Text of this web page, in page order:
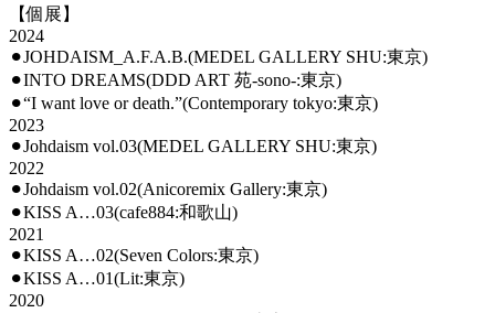
【個展】
2024
⚫︎JOHDAISM_A.F.A.B.(MEDEL GALLERY SHU:東京)
⚫︎INTO DREAMS(DDD ART 苑-sono-:東京)
⚫︎“I want love or death.”(Contemporary tokyo:東京)
2023
⚫︎Johdaism vol.03(MEDEL GALLERY SHU:東京)
2022
⚫︎Johdaism vol.02(Anicoremix Gallery:東京)
⚫︎KISS A…03(cafe884:和歌山)
2021
⚫︎KISS A…02(Seven Colors:東京)
⚫︎KISS A…01(Lit:東京)
2020